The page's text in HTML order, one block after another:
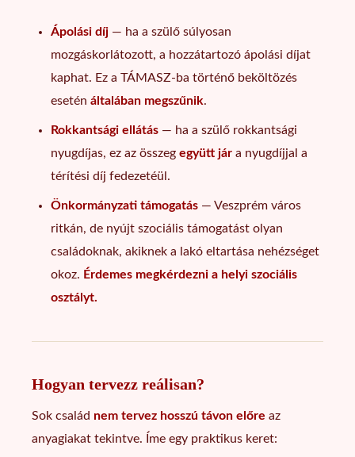
Ápolási díj — ha a szülő súlyosan
mozgáskorlátozott, a hozzátartozó ápolási díjat
kaphat. Ez a TÁMASZ-ba történő beköltözés
esetén általában megszűnik.
Rokkantsági ellátás — ha a szülő rokkantsági
nyugdíjas, ez az összeg együtt jár a nyugdíjjal a
térítési díj fedezetéül.
Önkormányzati támogatás — Veszprém város
ritkán, de nyújt szociális támogatást olyan
családoknak, akiknek a lakó eltartása nehézséget
okoz. Érdemes megkérdezni a helyi szociális
osztályt.
Hogyan tervezz reálisan?
Sok család nem tervez hosszú távon előre az
anyagiakat tekintve. Íme egy praktikus keret: